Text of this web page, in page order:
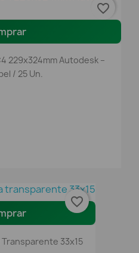
229x324mm Autodesk –
/ 25 Un.
favorite_border
Transparente 33x15
favorite_border